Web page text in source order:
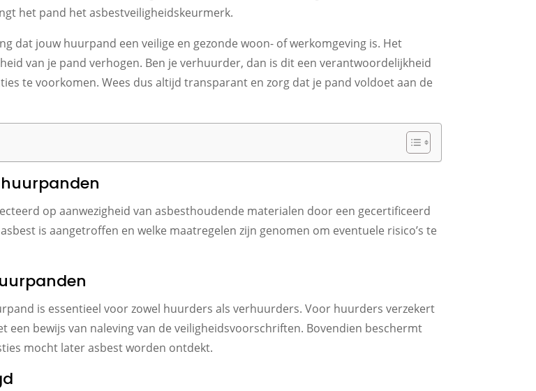
het pand het asbestveiligheidskeurmerk.
dat jouw huurpand een veilige en gezonde woon- of werkomgeving is. Het
van je pand verhogen. Ben je verhuurder, dan is dit een verantwoordelijkheid
te voorkomen. Wees dus altijd transparant en zorg dat je pand voldoet aan de
op aanwezigheid van asbesthoudende materialen door een gecertificeerd
is aangetroffen en welke maatregelen zijn genomen om eventuele risico’s te
is essentieel voor zowel huurders als verhuurders. Voor huurders verzekert
bewijs van naleving van de veiligheidsvoorschriften. Bovendien beschermt
mocht later asbest worden ontdekt.